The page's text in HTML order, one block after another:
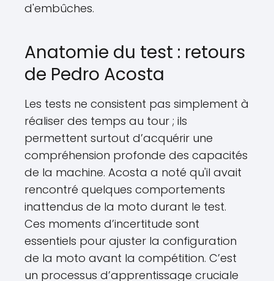
d'embûches.
Anatomie du test : retours
de Pedro Acosta
Les tests ne consistent pas simplement à
réaliser des temps au tour ; ils
permettent surtout d’acquérir une
compréhension profonde des capacités
de la machine. Acosta a noté qu'il avait
rencontré quelques comportements
inattendus de la moto durant le test.
Ces moments d’incertitude sont
essentiels pour ajuster la configuration
de la moto avant la compétition. C’est
un processus d’apprentissage cruciale